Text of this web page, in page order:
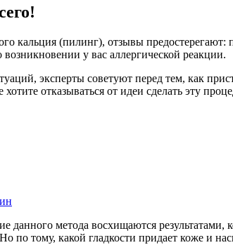
кальция (пилинг), отзывы
возникновении у вас аллергической реакции.
эксперты советуют перед тем, как
отказываться от идеи сделать эту
данного метода восхищаются
по тому, какой гладкости придает коже и